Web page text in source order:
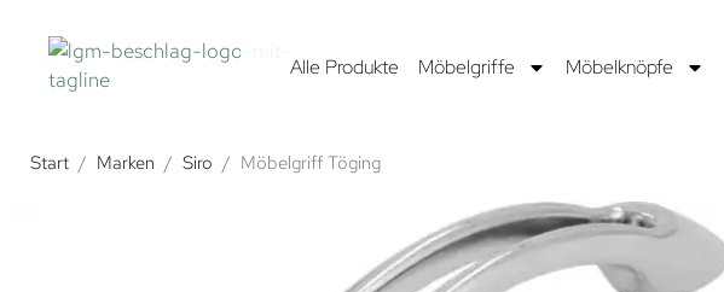
Alle Produkte Möbelgriffe Möbelknöpfe
Start / Marken / Siro / Möbelgriff Töging